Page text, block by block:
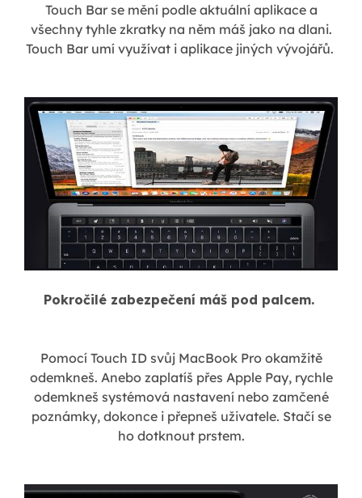
Touch Bar se mění podle aktuální aplikace a
všechny tyhle zkratky na něm máš jako na dlani.
Touch Bar umí využívat i aplikace jiných vývojářů.
Pokročilé zabezpečení máš pod palcem.
Pomocí Touch ID svůj MacBook Pro okamžitě
odemkneš. Anebo zaplatíš přes Apple Pay, rychle
odemkneš systémová nastavení nebo zamčené
poznámky, dokonce i přepneš uživatele. Stačí se
ho dotknout prstem.